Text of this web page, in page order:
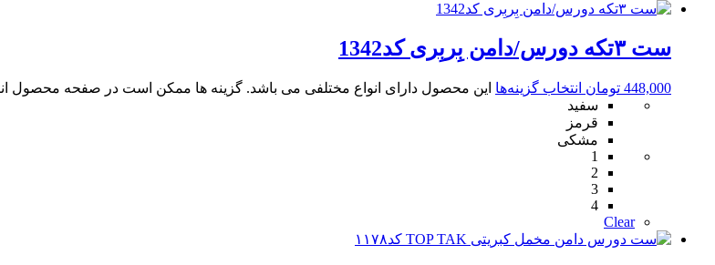
ست ۳تکه دورس/دامن بِربِری کد1342
448,000 تومان انتخاب گزینه‌ها این محصول دارای انواع مختلفی می باشد. گزینه ها ممکن است در صفحه محصول
سفید
قرمز
مشکی
1
2
3
4
Clear